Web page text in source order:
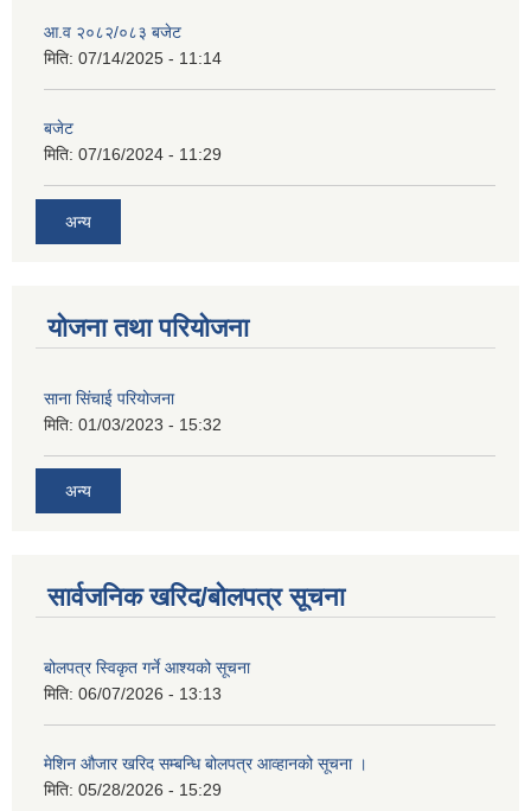
आ.व २०८२/०८३ बजेट
मिति: 07/14/2025 - 11:14
बजेट
मिति: 07/16/2024 - 11:29
अन्य
योजना तथा परियोजना
साना सिंचाई परियोजना
मिति: 01/03/2023 - 15:32
अन्य
सार्वजनिक खरिद/बोलपत्र सूचना
बोलपत्र स्विकृत गर्ने आश्यको सूचना
मिति: 06/07/2026 - 13:13
मेशिन औजार खरिद सम्बन्धि बोलपत्र आव्हानको सूचना ।
मिति: 05/28/2026 - 15:29